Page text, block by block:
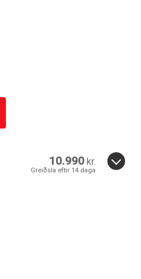
10.990 kr.
Greiðsla eftir 14 daga